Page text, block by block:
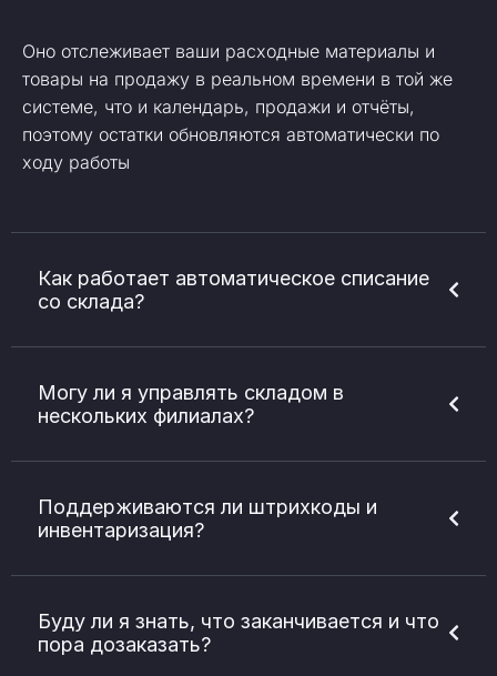
Оно отслеживает ваши расходные материалы и
товары на продажу в реальном времени в той же
системе, что и календарь, продажи и отчёты,
поэтому остатки обновляются автоматически по
ходу работы
Как работает автоматическое списание
со склада?
Могу ли я управлять складом в
нескольких филиалах?
Поддерживаются ли штрихкоды и
инвентаризация?
Буду ли я знать, что заканчивается и что
пора дозаказать?